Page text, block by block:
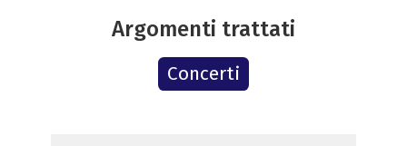
Argomenti trattati
Concerti